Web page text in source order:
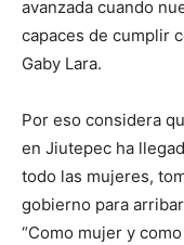
d
e
v
d
e
o
avanzada cuando
capaces de cumplir
Gaby Lara.
Por eso considera
en Jiutepec ha
todo las mujeres,
gobierno para
“Como mujer y